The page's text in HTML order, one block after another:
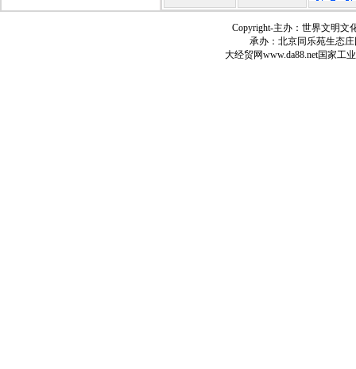
Copyright-主办：世界文明文
承办：北京同乐苑生态
大经贸网www.da88.net国家工